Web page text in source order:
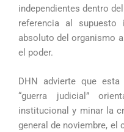
independientes dentro
referencia al supuesto
absoluto del organismo
el poder.
DHN advierte que
“guerra judicial”
institucional y minar la
general de noviembre, el